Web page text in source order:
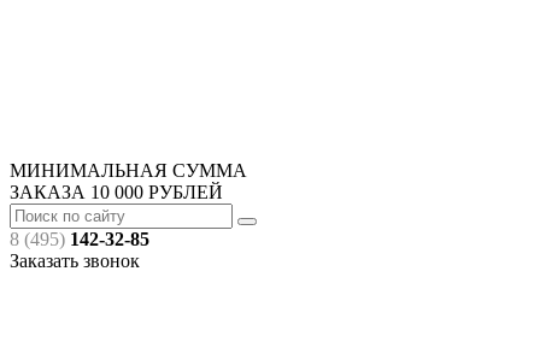
МИНИМАЛЬНАЯ СУММА
ЗАКАЗА 10 000 РУБЛЕЙ
8 (495) 142-32-85
Заказать звонок